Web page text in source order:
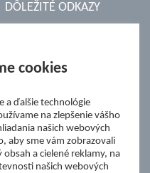
DÔLEŽITÉ ODKAZY
Nadácia Železiarne
ŽP Informatika s.r.o.
ŠK Železiarne Podbrezová
Tále a.s.
cookies
a ďalšie technológie
na zlepšenie vášho
našich webových
aby sme vám zobrazovali
obsah a cielené reklamy, na
našich webových